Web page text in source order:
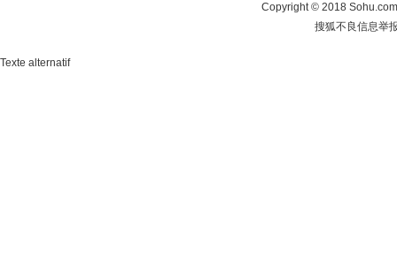
Copyright©2018
搜狐不良信息举
Texte alternatif